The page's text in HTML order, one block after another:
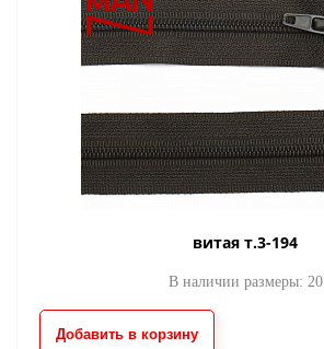
витая т.3-194
В наличии размеры: 20
Добавить в корзину